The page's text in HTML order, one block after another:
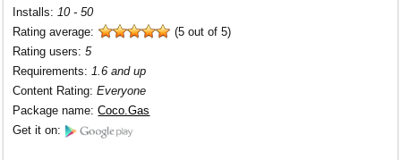
Installs: 10 - 50
Rating average:
(5 out of 5)
Rating users:5
Requirements: 1.6 and up
Content Rating:Everyone
Package name:Coco.Gas
Get it on: